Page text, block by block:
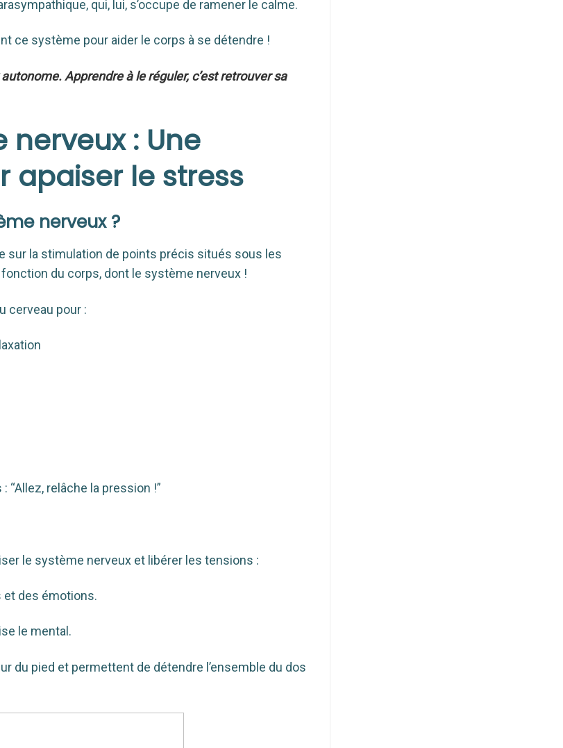
qui, lui, s’occupe de ramener le calme.
ce système pour aider le corps à se détendre !
Apprendre à le réguler, c’est retrouver sa
nerveux : Une
apaiser le stress
nerveux ?
sur la stimulation de points précis situés sous les
du corps, dont le système nerveux !
cerveau pour :
“Allez, relâche la pression !”
le système nerveux et libérer les tensions :
et des émotions.
le mental.
du pied et permettent de détendre l’ensemble du dos